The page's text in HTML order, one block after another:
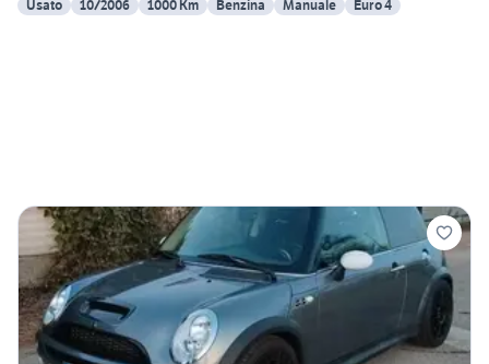
Usato
10/2006 1000 Km Benzina Manuale Euro 4